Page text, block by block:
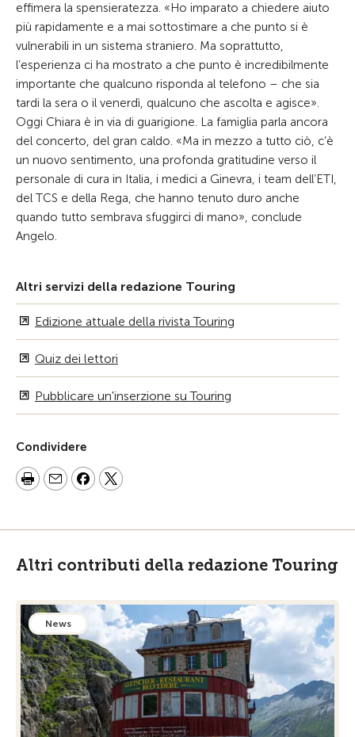
effimera la spensieratezza. «Ho imparato a chiedere aiuto
più rapidamente e a mai sottostimare a che punto si è
vulnerabili in un sistema straniero. Ma soprattutto,
l’esperienza ci ha mostrato a che punto è incredibilmente
importante che qualcuno risponda al telefono – che sia
tardi la sera o il venerdì, qualcuno che ascolta e agisce».
Oggi Chiara è in via di guarigione. La famiglia parla ancora
del concerto, del gran caldo. «Ma in mezzo a tutto ciò, c’è
un nuovo sentimento, una profonda gratitudine verso il
personale di cura in Italia, i medici a Ginevra, i team dell’ETI,
del TCS e della Rega, che hanno tenuto duro anche
quando tutto sembrava sfuggirci di mano», conclude
Angelo.
Altri servizi della redazione Touring
Edizione attuale della rivista Touring
Quiz dei lettori
Pubblicare un'inserzione su Touring
Condividere
Altri contributi della redazione Touring
News